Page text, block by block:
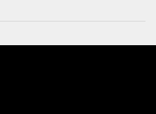
Why
29. Madrid, 28017